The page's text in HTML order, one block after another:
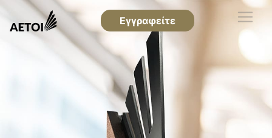
Εγγραφείτε